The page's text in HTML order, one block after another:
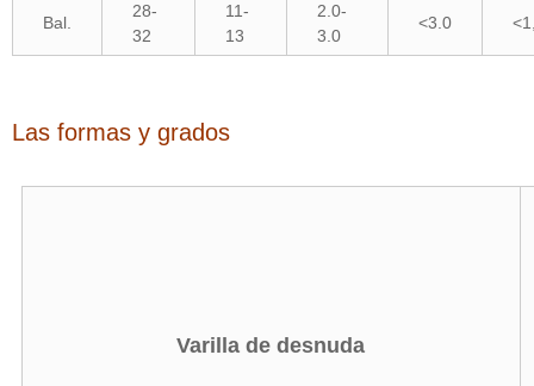
Bal.
28-
32
11-
13
2.0-
3.0
<3.0
Las formas y grados
Varilla de desnuda